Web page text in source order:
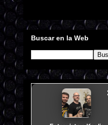
Buscar en la Web